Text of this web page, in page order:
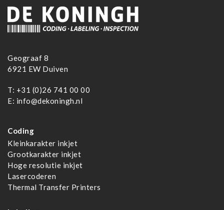
Geograaf 8
6921 EW Duiven
T: +31 (0)26 741 00 00
E: info@dekoningh.nl
Coding
Kleinkarakter inkjet
Grootkarakter inkjet
Hoge resolutie inkjet
Lasercoderen
Thermal Transfer Printers